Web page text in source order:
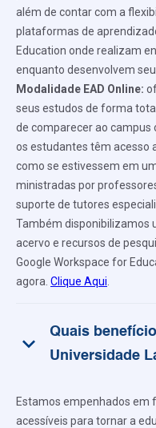
além de contar com a
plataformas de
Education onde realizam
enquanto desenvolvem
Modalidade EAD Online:
seus estudos de forma
de comparecer ao campus
os estudantes têm acesso
como se estivessem em
ministradas por
suporte de tutores
Também disponibilizamos
acervo e recursos de
Google Workspace for
agora. Clique Aqui
keyboard_arrow_down
Quais
Universidade
Estamos empenhados em
acessíveis para tornar a